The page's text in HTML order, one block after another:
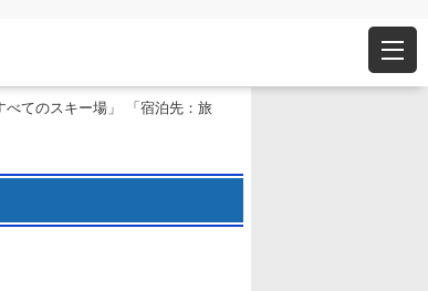
べてのスキー場」 「宿泊先：旅